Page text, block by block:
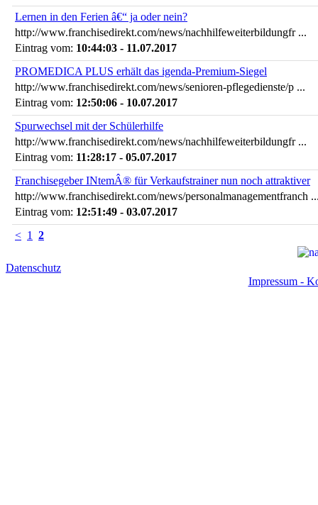
Lernen in den Ferien â€“ ja oder nein?
http://www.franchisedirekt.com/news/nachhilfeweiterbildungfr ...
Eintrag vom: 10:44:03 - 11.07.2017
PROMEDICA PLUS erhält das igenda-Premium-Siegel
http://www.franchisedirekt.com/news/senioren-pflegedienste/p ...
Eintrag vom: 12:50:06 - 10.07.2017
Spurwechsel mit der Schülerhilfe
http://www.franchisedirekt.com/news/nachhilfeweiterbildungfr ...
Eintrag vom: 11:28:17 - 05.07.2017
Franchisegeber INtemÂ® für Verkaufstrainer nun noch attraktiver
http://www.franchisedirekt.com/news/personalmanagementfranch
Eintrag vom: 12:51:49 - 03.07.2017
< 1 2
Datenschutz
Impressum -